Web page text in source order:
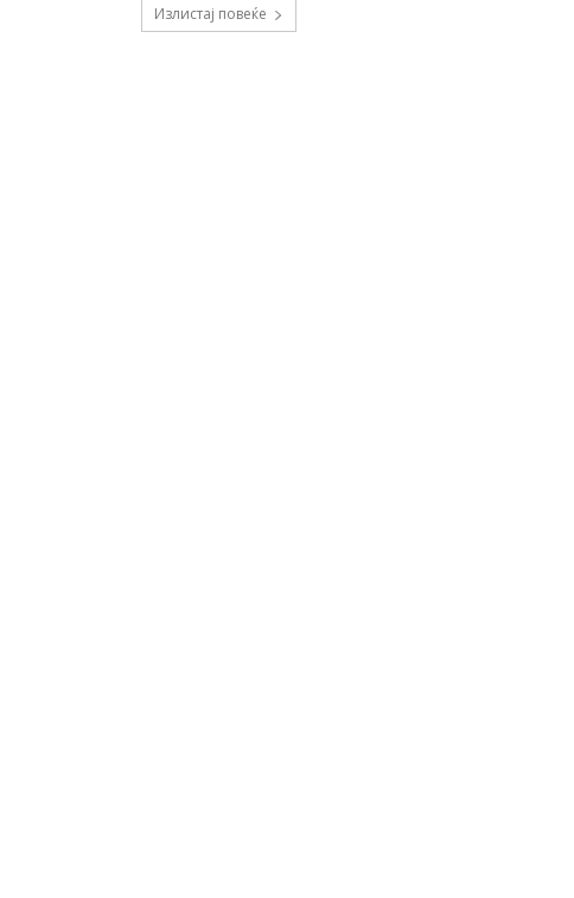
Излистај повеќе